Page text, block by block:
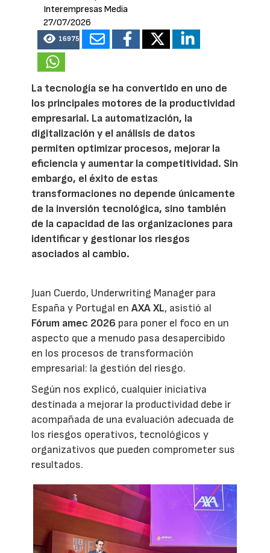
Interempresas Media
27/07/2026
16975
La tecnología se ha convertido en uno de
los principales motores de la productividad
empresarial. La automatización, la
digitalización y el análisis de datos
permiten optimizar procesos, mejorar la
eficiencia y aumentar la competitividad. Sin
embargo, el éxito de estas
transformaciones no depende únicamente
de la inversión tecnológica, sino también
de la capacidad de las organizaciones para
identificar y gestionar los riesgos
asociados al cambio.
Juan Cuerdo, Underwriting Manager para
España y Portugal enAXA XL, asistió al
Fórum amec 2026 para poner el foco en un
aspecto que a menudo pasa desapercibido
en los procesos de transformación
empresarial: la gestión del riesgo.
Según nos explicó, cualquier iniciativa
destinada a mejorar la productividad debe ir
acompañada de una evaluación adecuada de
los riesgos operativos, tecnológicos y
organizativos que pueden comprometer sus
resultados.